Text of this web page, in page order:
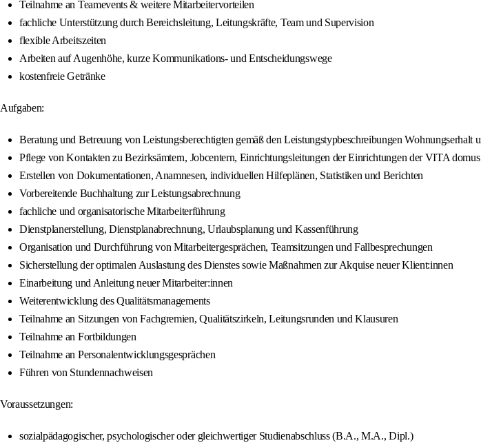
Teilnahme an Teamevents & weitere Mitarbeitervorteilen
fachliche Unterstützung durch Bereichsleitung, Leitungskräfte, Team und Supervision
flexible Arbeitszeiten
Arbeiten auf Augenhöhe, kurze Kommunikations- und Entscheidungswege
kostenfreie Getränke
Aufgaben:
Beratung und Betreuung von Leistungsberechtigten gemäß den Leistungstypbeschreibungen
Pflege von Kontakten zu Bezirksämtern, Jobcentern, Einrichtungsleitungen der Einrichtungen der VITA
Erstellen von Dokumentationen, Anamnesen, individuellen Hilfeplänen, Statistiken und Berichten
Vorbereitende Buchhaltung zur Leistungsabrechnung
fachliche und organisatorische Mitarbeiterführung
Dienstplanerstellung, Dienstplanabrechnung, Urlaubsplanung und Kassenführung
Organisation und Durchführung von Mitarbeitergesprächen, Teamsitzungen und Fallbesprechungen
Sicherstellung der optimalen Auslastung des Dienstes sowie Maßnahmen zur Akquise neuer Klient:innen
Einarbeitung und Anleitung neuer Mitarbeiter:innen
Weiterentwicklung des Qualitätsmanagements
Teilnahme an Sitzungen von Fachgremien, Qualitätszirkeln, Leitungsrunden und Klausuren
Teilnahme an Fortbildungen
Teilnahme an Personalentwicklungsgesprächen
Führen von Stundennachweisen
Voraussetzungen:
sozialpädagogischer, psychologischer oder gleichwertiger Studienabschluss (B.A., M.A., Dipl.)